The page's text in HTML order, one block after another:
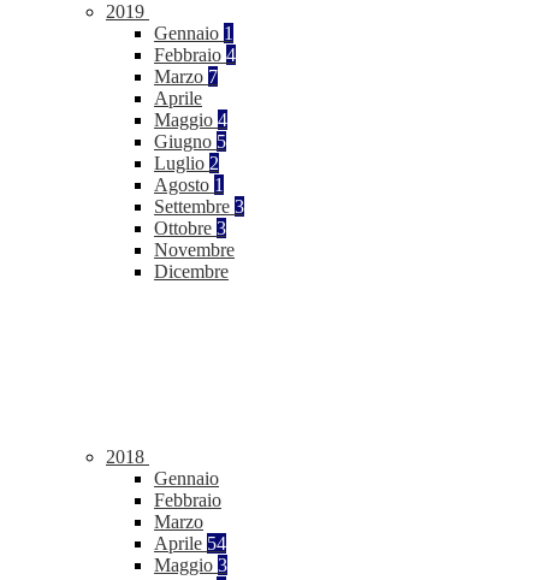
2019
Gennaio 1
Febbraio 4
Marzo 7
Aprile
Maggio 4
Giugno 5
Luglio 2
Agosto 1
Settembre 3
Ottobre 3
Novembre
Dicembre
2018
Gennaio
Febbraio
Marzo
Aprile 54
Maggio 3